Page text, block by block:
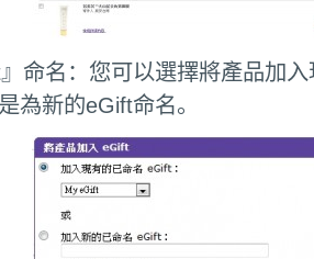
命名：您可以選擇將產品加
為新的eGift命名。